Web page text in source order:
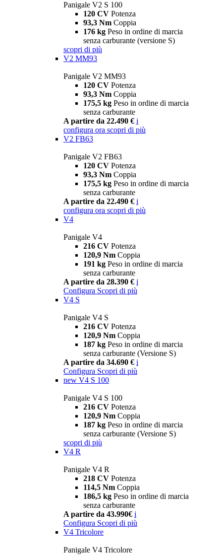
Panigale V2 S 100
120 CV Potenza
93,3 Nm Coppia
176 kg Peso in ordine di marcia
senza carburante (versione S)
scopri di più
V2 MM93
Panigale V2 MM93
120 CV Potenza
93,3 Nm Coppia
175,5 kg Peso in ordine di marcia
senza carburante
A partire da 22.490 € i
configura ora scopri di più
V2 FB63
Panigale V2 FB63
120 CV Potenza
93,3 Nm Coppia
175,5 kg Peso in ordine di marcia
senza carburante
A partire da 22.490 € i
configura ora scopri di più
V4
Panigale V4
216 CV Potenza
120,9 Nm Coppia
191 kg Peso in ordine di marcia
senza carburante
A partire da 28.390 € i
Configura Scopri di più
V4 S
Panigale V4 S
216 CV Potenza
120,9 Nm Coppia
187 kg Peso in ordine di marcia
senza carburante (Versione S)
A partire da 34.690 € i
Configura Scopri di più
new V4 S 100
Panigale V4 S 100
216 CV Potenza
120,9 Nm Coppia
187 kg Peso in ordine di marcia
senza carburante (Versione S)
scopri di più
V4 R
Panigale V4 R
218 CV Potenza
114,5 Nm Coppia
186,5 kg Peso in ordine di marcia
senza carburante
A partire da 43.990€ i
Configura Scopri di più
V4 Tricolore
Panigale V4 Tricolore